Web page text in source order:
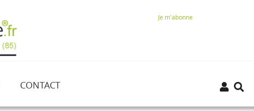
Je m'abonne
CONTACT